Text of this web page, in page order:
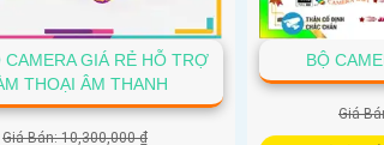
CAMERA GIÁ RẺ HỖ TRỢ
THOẠI ÂM THANH
Giá Bán: 10,300,000 ₫
BỘ
Giá